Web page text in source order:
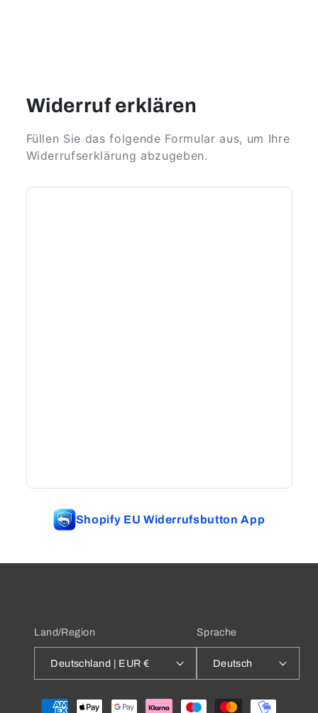
Widerruf erklären
Füllen Sie das folgende Formular aus, um Ihre
Widerrufserklärung abzugeben.
Shopify EU Widerrufsbutton App
Land/Region
Deutschland | EUR €
Sprache
Deutsch
Zahlungsmethoden